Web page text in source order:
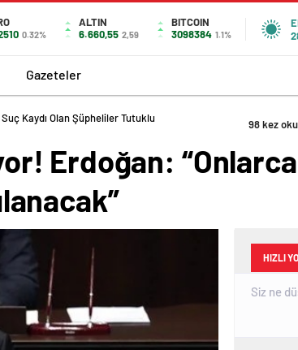
0.32%
ALTIN
6.660,55 2,59
BITCOIN
3098384 1.1%
Gazeteler
Kaydı Olan Şüpheliler Tutuklu
98 kez
Erdoğan: “Onlarca
HIZLI